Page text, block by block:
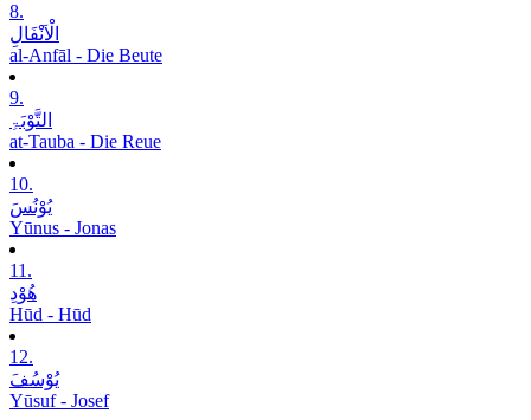
8.
الْاَنْفَالِ
al-Anfāl - Die Beute
9.
التَّوْبَۃِ
at-Tauba - Die Reue
10.
یُوْنُسَ
Yūnus - Jonas
11.
ھُوْدِ
Hūd - Hūd
12.
یُوْسُفَ
Yūsuf - Josef